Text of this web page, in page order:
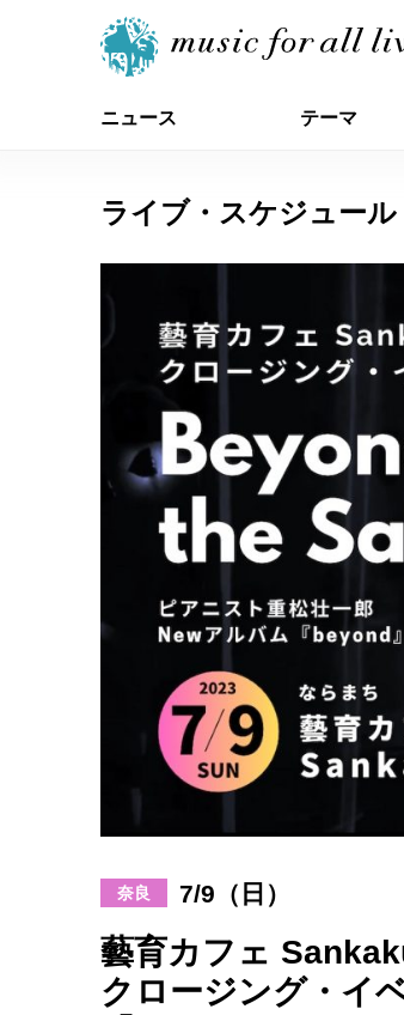
ニュース テーマ
ライブ・スケジュール
奈良 7/9（日）
藝育カフェ
クロージング・イ